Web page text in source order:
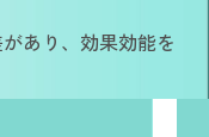
あり、効果効能を